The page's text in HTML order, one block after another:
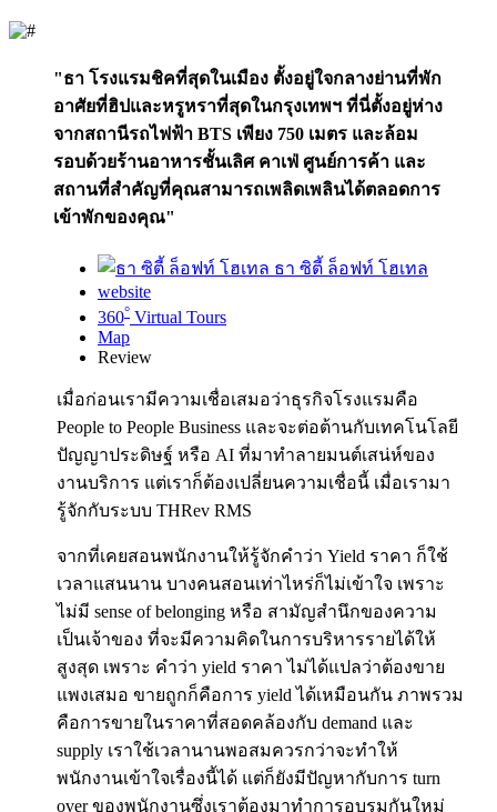
"ธา โรงแรมชิคที่สุดในเมือง ตั้งอยู่ใจกลางย่านที่พัก
อาศัยที่ฮิปและหรูหราที่สุดในกรุงเทพฯ ที่นี่ตั้งอยู่ห่าง
จากสถานีรถไฟฟ้า BTS เพียง 750 เมตร และล้อม
รอบด้วยร้านอาหารชั้นเลิศ คาเฟ่ ศูนย์การค้า และ
สถานที่สำคัญที่คุณสามารถเพลิดเพลินได้ตลอดการ
เข้าพักของคุณ"
ธา ซิตี้ ล็อฟท์ โฮเทล
website
360° Virtual Tours
Map
Review
เมื่อก่อนเรามีความเชื่อเสมอว่าธุรกิจโรงแรมคือ
People to People Business และจะต่อต้านกับเทคโนโลยี
ปัญญาประดิษฐ์ หรือ AI ที่มาทำลายมนต์เสน่ห์ของ
งานบริการ แต่เราก็ต้องเปลี่ยนความเชื่อนี้ เมื่อเรามา
รู้จักกับระบบ THRev RMS
จากที่เคยสอนพนักงานให้รู้จักคำว่า Yield ราคา ก็ใช้
เวลาแสนนาน บางคนสอนเท่าไหร่ก็ไม่เข้าใจ เพราะ
ไม่มี sense of belonging หรือ สามัญสำนึกของความ
เป็นเจ้าของ ที่จะมีความคิดในการบริหารรายได้ให้
สูงสุด เพราะ คำว่า yield ราคา ไม่ได้แปลว่าต้องขาย
แพงเสมอ ขายถูกก็คือการ yield ได้เหมือนกัน ภาพรวม
คือการขายในราคาที่สอดคล้องกับ demand และ
supply เราใช้เวลานานพอสมควรกว่าจะทำให้
พนักงานเข้าใจเรื่องนี้ได้ แต่ก็ยังมีปัญหากับการ turn
over ของพนักงานซึ่งเราต้องมาทำการอบรมกันใหม่